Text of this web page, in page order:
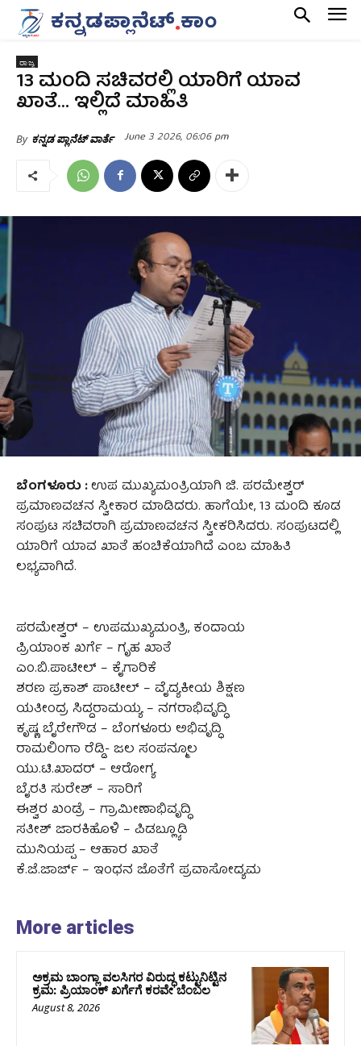
ರಾಜ್ಯ
13 ಮಂದಿ ಸಚಿವರಲ್ಲಿ ಯಾರಿಗೆ ಯಾವ
ಖಾತೆ… ಇಲ್ಲಿದೆ ಮಾಹಿತಿ
By ಕನ್ನಡ ಪ್ಲಾನೆಟ್ ವಾರ್ತೆ June 3 2026, 06:06 pm
ಬೆಂಗಳೂರು :ಉಪ ಮುಖ್ಯಮಂತ್ರಿಯಾಗಿ ಜಿ. ಪರಮೇಶ್ವರ್
ಪ್ರಮಾಣವಚನ ಸ್ವೀಕಾರ ಮಾಡಿದರು. ಹಾಗೆಯೇ, 13 ಮಂದಿ ಕೂಡ
ಸಂಪುಟ ಸಚಿವರಾಗಿ ಪ್ರಮಾಣವಚನ ಸ್ವೀಕರಿಸಿದರು. ಸಂಪುಟದಲ್ಲಿ
ಯಾರಿಗೆ ಯಾವ ಖಾತೆ ಹಂಚಿಕೆಯಾಗಿದೆ ಎಂಬ ಮಾಹಿತಿ
ಲಭ್ಯವಾಗಿದೆ.
ಪರಮೇಶ್ವರ್ – ಉಪಮುಖ್ಯಮಂತ್ರಿ, ಕಂದಾಯ
ಪ್ರಿಯಾಂಕ ಖರ್ಗೆ – ಗೃಹ ಖಾತೆ
ಎಂ.ಬಿ.ಪಾಟೀಲ್ – ಕೈಗಾರಿಕೆ
ಶರಣ ಪ್ರಕಾಶ್ ಪಾಟೀಲ್ – ವೈದ್ಯಕೀಯ ಶಿಕ್ಷಣ
ಯತೀಂದ್ರ ಸಿದ್ದರಾಮಯ್ಯ – ನಗರಾಭಿವೃದ್ಧಿ
ಕೃಷ್ಣ ಬೈರೇಗೌಡ – ಬೆಂಗಳೂರು ಅಭಿವೃದ್ಧಿ
ರಾಮಲಿಂಗಾ ರೆಡ್ಡಿ- ಜಲ ಸಂಪನ್ಮೂಲ
ಯು.ಟಿ.ಖಾದರ್ – ಆರೋಗ್ಯ
ಬೈರತಿ ಸುರೇಶ್ – ಸಾರಿಗೆ
ಈಶ್ವರ ಖಂಡ್ರೆ – ಗ್ರಾಮೀಣಾಭಿವೃದ್ಧಿ
ಸತೀಶ್ ಜಾರಕಿಹೊಳಿ – ಪಿಡಬ್ಲ್ಯೂಡಿ
ಮುನಿಯಪ್ಪ – ಆಹಾರ ಖಾತೆ
ಕೆ.ಜೆ.ಜಾರ್ಜ್ – ಇಂಧನ ಜೊತೆಗೆ ಪ್ರವಾಸೋದ್ಯಮ
More articles
ಅಕ್ರಮ ಬಾಂಗ್ಲಾ ವಲಸಿಗರ ವಿರುದ್ಧ ಕಟ್ಟುನಿಟ್ಟಿನ
ಕ್ರಮ: ಪ್ರಿಯಾಂಕ್ ಖರ್ಗೆಗೆ ಕರವೇ ಬೆಂಬಲ
August 8, 2026